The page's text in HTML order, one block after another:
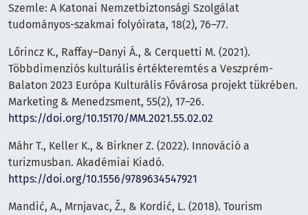
Szemle: A Katonai Nemzetbiztonsági Szolgálat
tudományos-szakmai folyóirata, 18(2), 76–77.
Lőrincz K., Raffay–Danyi Á., & Cerquetti M. (2021).
Többdimenziós kulturális értékteremtés a Veszprém-
Balaton 2023 Európa Kulturális Fővárosa projekt tükrében.
Marketing & Menedzsment, 55(2), 17–26.
https://doi.org/10.15170/MM.2021.55.02.02
Máhr T., Keller K., & Birkner Z. (2022). Innováció a
turizmusban. Akadémiai Kiadó.
https://doi.org/10.1556/9789634547921
Mandić, A., Mrnjavac, Ž., & Kordić, L. (2018). Tourism